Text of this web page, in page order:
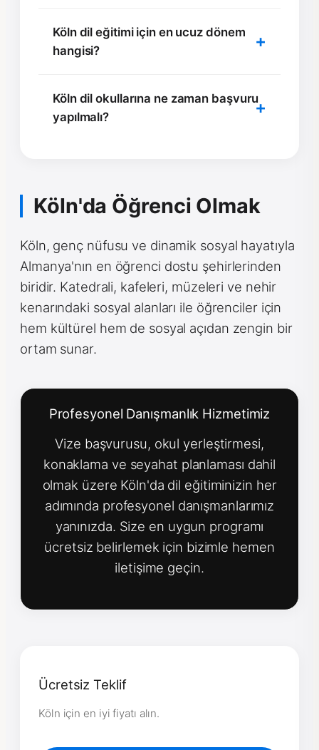
Köln dil eğitimi için en ucuz dönem
hangisi?
Köln dil okullarına ne zaman başvuru
yapılmalı?
Köln'da Öğrenci Olmak
Köln, genç nüfusu ve dinamik sosyal hayatıyla
Almanya'nın en öğrenci dostu şehirlerinden
biridir. Katedrali, kafeleri, müzeleri ve nehir
kenarındaki sosyal alanları ile öğrenciler için
hem kültürel hem de sosyal açıdan zengin bir
ortam sunar.
Profesyonel Danışmanlık Hizmetimiz
Vize başvurusu, okul yerleştirmesi,
konaklama ve seyahat planlaması dahil
olmak üzere Köln'da dil eğitiminizin her
adımında profesyonel danışmanlarımız
yanınızda. Size en uygun programı
ücretsiz belirlemek için bizimle hemen
iletişime geçin.
Ücretsiz Teklif
Köln için en iyi fiyatı alın.